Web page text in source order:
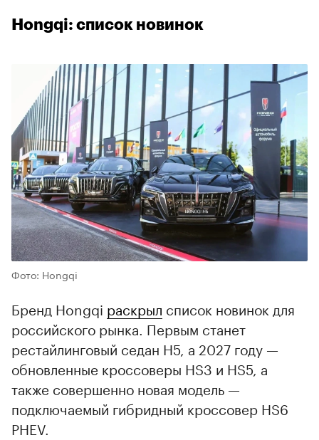
Hongqi: список новинок
Фото: Hongqi
Бренд Hongqi раскрыл список новинок для
российского рынка. Первым станет
рестайлинговый седан H5, а 2027 году —
обновленные кроссоверы HS3 и HS5, а
также совершенно новая модель —
подключаемый гибридный кроссовер HS6
PHEV.